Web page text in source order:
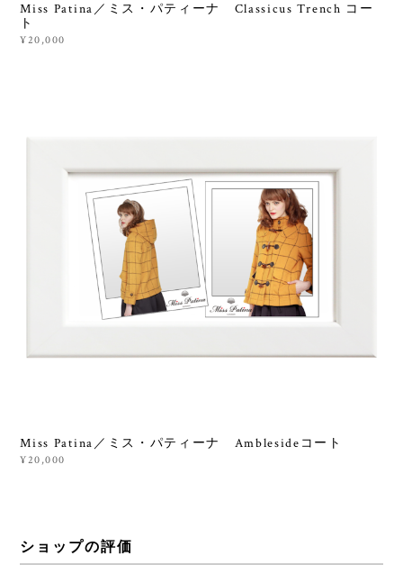
Miss Patina／ミス・パティーナ Classicus Trench コー
ト
¥20,000
Miss Patina／ミス・パティーナ Amblesideコート
¥20,000
ショップの評価